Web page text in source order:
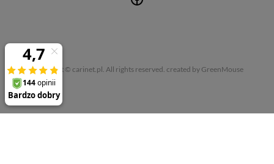
Copyright © carinet.pl. All rights reserved. created by GreenMouse